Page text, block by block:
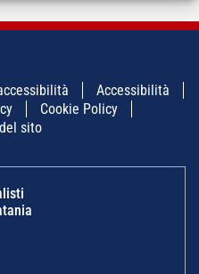
Accessibilità
Cookie Policy
sito